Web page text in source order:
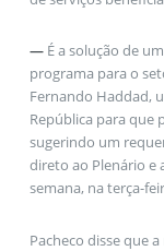
— É a solução de
programa para o
Fernando Haddad,
República para que
sugerindo um
direto ao Plenário e
semana, na terça-
Pacheco disse que